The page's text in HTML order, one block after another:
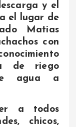
y el
el lugar de
Matias
con
de riego
agua a
a todos
chicos,